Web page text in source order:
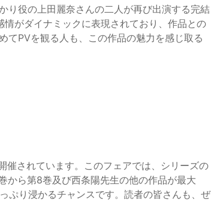
り役の上田麗奈さんの二人が再び出演する完結
がダイナミックに表現されており、作品との
てPVを観る人も、この作品の魅力を感じ取る
催されています。このフェアでは、シリーズの
から第8巻及び西条陽先生の他の作品が最大
ぷり浸かるチャンスです。読者の皆さんも、ぜ